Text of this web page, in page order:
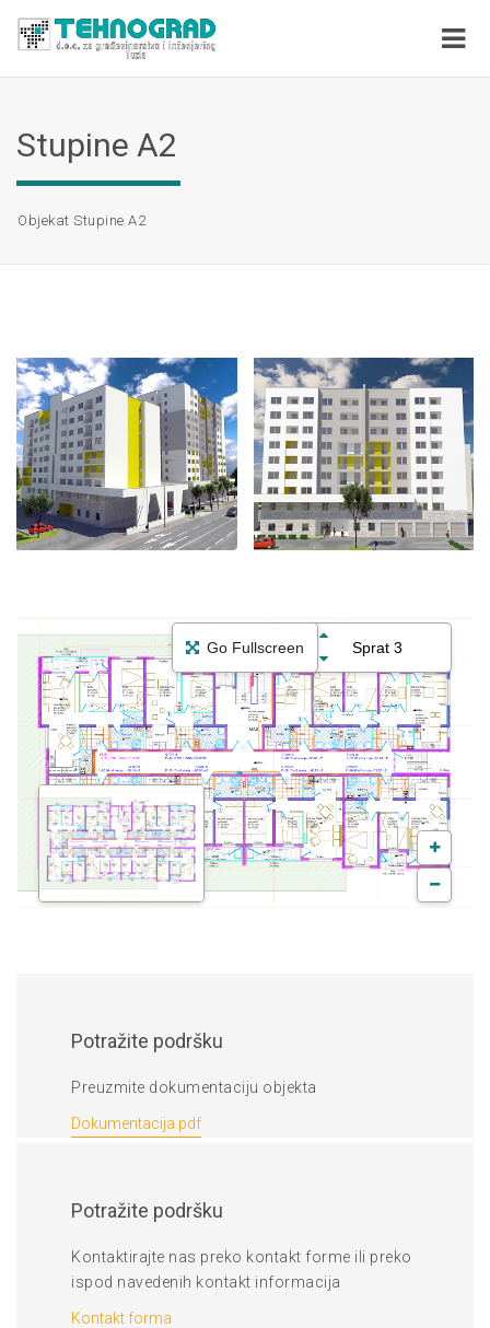
Stupine A2
Objekat Stupine A2
Go Fullscreen
Potražite podršku
Preuzmite dokumentaciju objekta
Dokumentacija.pdf
Potražite podršku
Kontaktirajte nas preko kontakt forme ili preko
ispod navedenih kontakt informacija
Kontakt forma